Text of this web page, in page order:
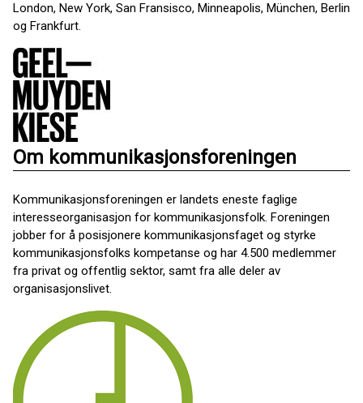
London, New York, San Fransisco, Minneapolis, München, Berlin
og Frankfurt.
Om kommunikasjonsforeningen
Kommunikasjonsforeningen er landets eneste faglige
interesseorganisasjon for kommunikasjonsfolk. Foreningen
jobber for å posisjonere kommunikasjonsfaget og styrke
kommunikasjonsfolks kompetanse og har 4.500 medlemmer
fra privat og offentlig sektor, samt fra alle deler av
organisasjonslivet.